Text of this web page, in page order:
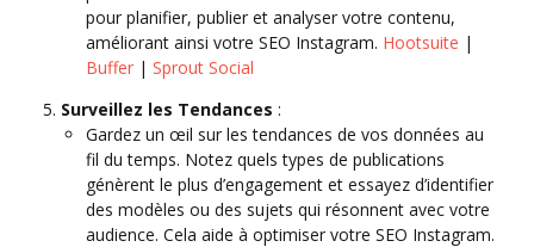
pour planifier, publier et analyser votre contenu,
améliorant ainsi votre SEO Instagram. Hootsuite |
Buffer | Sprout Social
Surveillez les Tendances :
Gardez un œil sur les tendances de vos données au
fil du temps. Notez quels types de publications
génèrent le plus d’engagement et essayez d’identifier
des modèles ou des sujets qui résonnent avec votre
audience. Cela aide à optimiser votre SEO Instagram.